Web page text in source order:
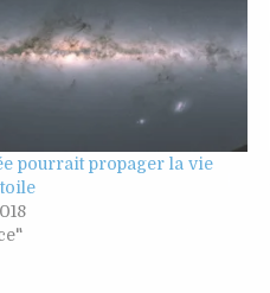
pourrait propager la vie